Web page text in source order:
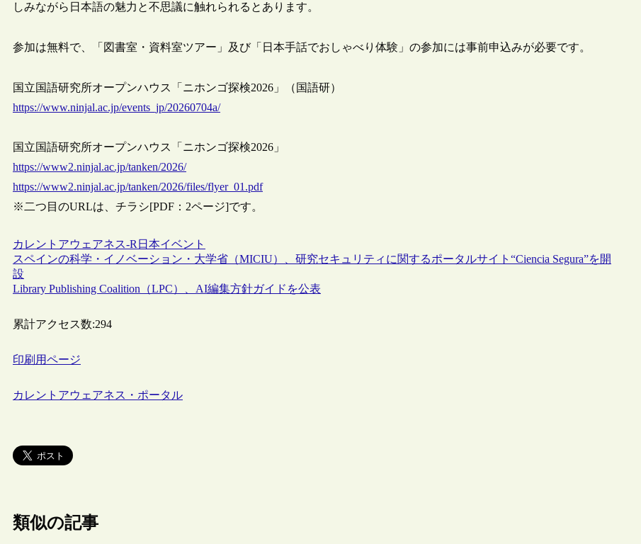
しみながら日本語の魅力と不思議に触れられるとあります。
参加は無料で、「図書室・資料室ツアー」及び「日本手話でおしゃべり体験」の参加には事前申込みが必要です。
国立国語研究所オープンハウス「ニホンゴ探検2026」（国語研）
https://www.ninjal.ac.jp/events_jp/20260704a/
国立国語研究所オープンハウス「ニホンゴ探検2026」
https://www2.ninjal.ac.jp/tanken/2026/
https://www2.ninjal.ac.jp/tanken/2026/files/flyer_01.pdf
※二つ目のURLは、チラシ[PDF：2ページ]です。
カレントアウェアネス-R 日本イベント
スペインの科学・イノベーション・大学省（MICIU）、研究セキュリティに関するポータルサイト“Ciencia Segura”を開
設
Library Publishing Coalition（LPC）、AI編集方針ガイドを公表
累計アクセス数:294
印刷用ページ
カレントアウェアネス・ポータル
類似の記事